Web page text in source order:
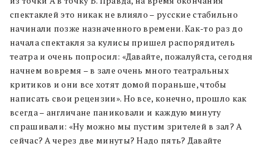
спектаклей это никак не влияло – русские стабильно
начинали позже назначенного времени. Как-то раз до
начала спектакля за кулисы пришел распорядитель
театра и очень попросил: «Давайте, пожалуйста, сегодня
начнем вовремя – в зале очень много театральных
критиков и они все хотят домой пораньше, чтобы
написать свои рецензии». Но все, конечно, прошло как
всегда – англичане паниковали и каждую минуту
спрашивали: «Ну можно мы пустим зрителей в зал? А
сейчас? А через две минуты? Надо пять? Давайте